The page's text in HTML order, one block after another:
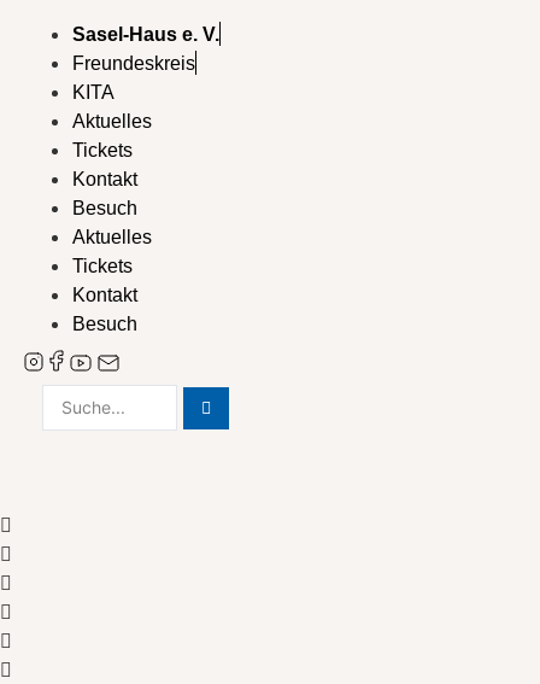
wechseln
Sasel-Haus e. V.
Freundeskreis
KITA
Aktuelles
Tickets
Kontakt
Besuch
Aktuelles
Tickets
Kontakt
Besuch
Search